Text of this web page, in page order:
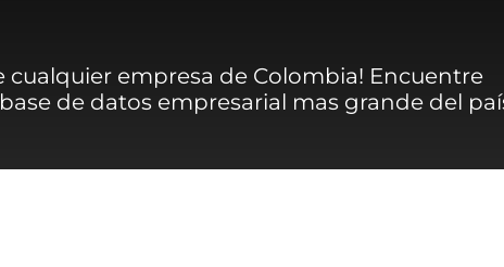
cualquier empresa de Colombia! Encuentre
de datos empresarial mas grande del